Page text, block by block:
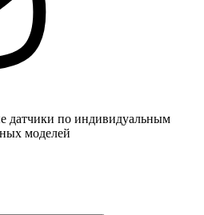
датчики по индивидуальным
моделей